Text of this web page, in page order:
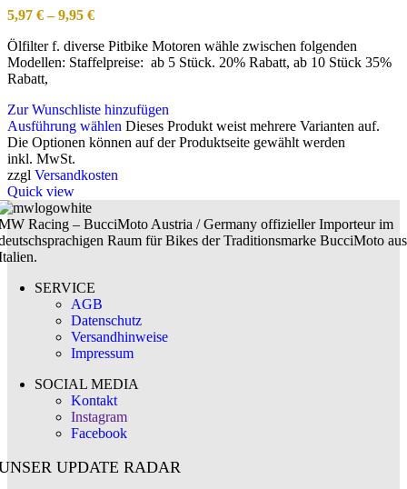
5,97 €–9,95 €
Ölfilter f. diverse Pitbike Motoren wähle zwischen folgenden
Modellen: Staffelpreise: ab 5 Stück. 20% Rabatt, ab 10 Stück 35%
Rabatt,
Zur Wunschliste hinzufügen
Ausführung wählen Dieses Produkt weist mehrere Varianten auf.
Die Optionen können auf der Produktseite gewählt werden
inkl. MwSt.
zzgl Versandkosten
Quick view
Racing – BucciMoto Austria / Germany offizieller Importeur im
Raum für Bikes der Traditionsmarke BucciMoto aus
SERVICE
AGB
Datenschutz
Versandhinweise
Impressum
SOCIAL MEDIA
Kontakt
Instagram
Facebook
UPDATE RADAR